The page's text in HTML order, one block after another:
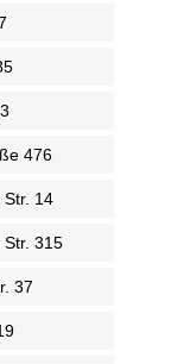
476
Str. 14
Str. 315
37